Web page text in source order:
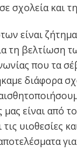
σχολεία και
είναι
τη
που τα
διάφορα
μας είναι από
υιοθεσίες